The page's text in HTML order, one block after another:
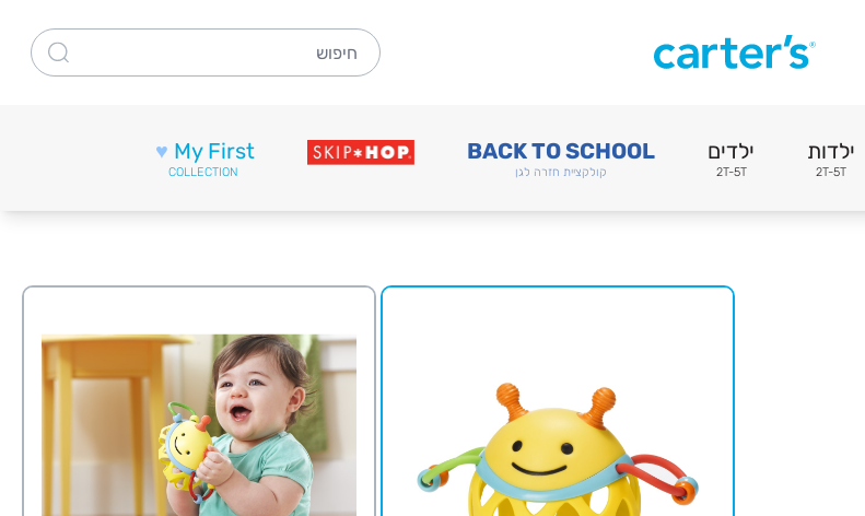
חיפוש
ילדות
2T-5T
ילדים
2T-5T
BACK TO SCHOOL
קולקציית חזרה לגן
My First
♥
COLLECTION